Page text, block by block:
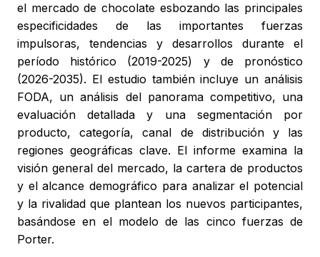
el mercado de chocolate esbozando las principales
especificidades de las importantes fuerzas
impulsoras, tendencias y desarrollos durante el
período histórico (2019-2025) y de pronóstico
(2026-2035). El estudio también incluye un análisis
FODA, un análisis del panorama competitivo, una
evaluación detallada y una segmentación por
producto, categoría, canal de distribución y las
regiones geográficas clave. El informe examina la
visión general del mercado, la cartera de productos
y el alcance demográfico para analizar el potencial
y la rivalidad que plantean los nuevos participantes,
basándose en el modelo de las cinco fuerzas de
Porter.